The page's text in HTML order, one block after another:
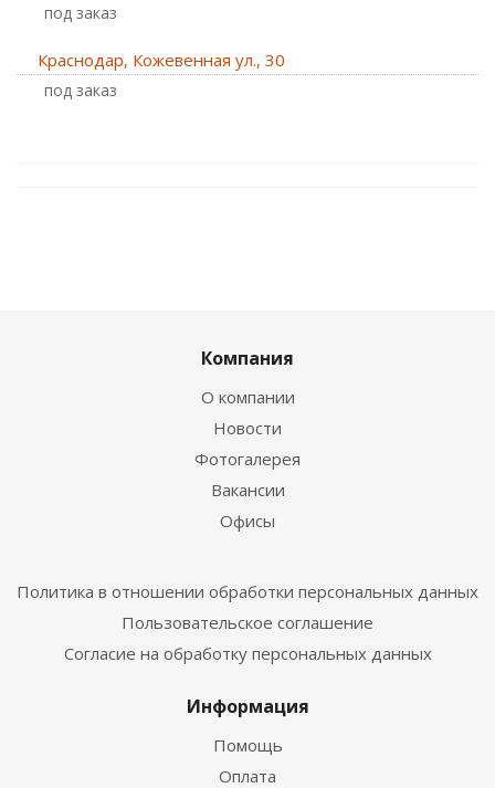
Под заказ
Краснодар, Кожевенная ул., 30
Под заказ
Компания
О компании
Новости
Фотогалерея
Вакансии
Офисы
Политика в отношении обработки персональных данных
Пользовательское соглашение
Согласие на обработку персональных данных
Информация
Помощь
Оплата